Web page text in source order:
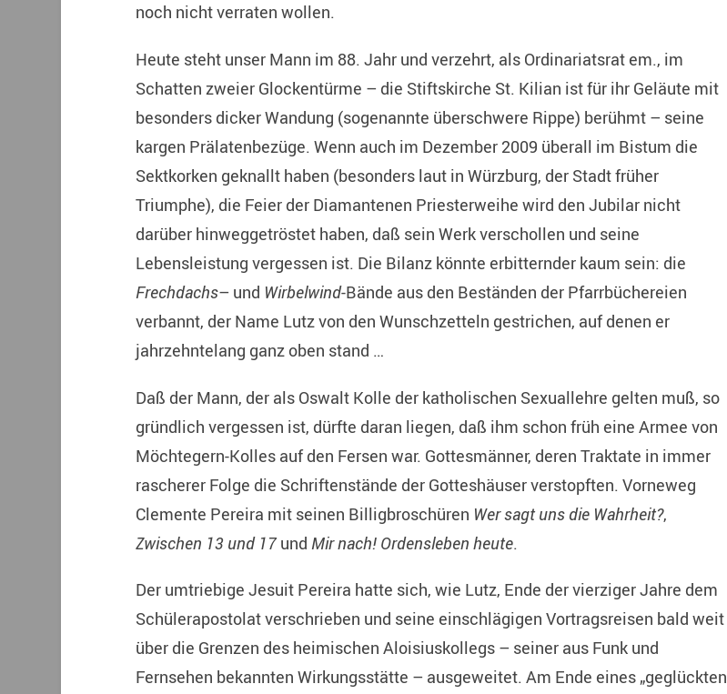
noch nicht verraten wollen.
Heute steht unser Mann im 88. Jahr und verzehrt, als Ordinariatsrat em., im
Schatten zweier Glockentürme – die Stiftskirche St. Kilian ist für ihr Geläute mit
besonders dicker Wandung (sogenannte überschwere Rippe) berühmt – seine
kargen Prälatenbezüge. Wenn auch im Dezember 2009 überall im Bistum die
Sektkorken geknallt haben (besonders laut in Würzburg, der Stadt früher
Triumphe), die Feier der Diamantenen Priesterweihe wird den Jubilar nicht
darüber hinweggetröstet haben, daß sein Werk verschollen und seine
Lebensleistung vergessen ist. Die Bilanz könnte erbitternder kaum sein: die
Frechdachs– und Wirbelwind-Bände aus den Beständen der Pfarrbüchereien
verbannt, der Name Lutz von den Wunschzetteln gestrichen, auf denen er
jahrzehntelang ganz oben stand …
Daß der Mann, der als Oswalt Kolle der katholischen Sexuallehre gelten muß, so
gründlich vergessen ist, dürfte daran liegen, daß ihm schon früh eine Armee von
Möchtegern-Kolles auf den Fersen war. Gottesmänner, deren Traktate in immer
rascherer Folge die Schriftenstände der Gotteshäuser verstopften. Vorneweg
Clemente Pereira mit seinen Billigbroschüren Wer sagt uns die Wahrheit?,
Zwischen 13 und 17und Mir nach! Ordensleben heute.
Der umtriebige Jesuit Pereira hatte sich, wie Lutz, Ende der vierziger Jahre dem
Schülerapostolat verschrieben und seine einschlägigen Vortragsreisen bald weit
über die Grenzen des heimischen Aloisiuskollegs – seiner aus Funk und
Fernsehen bekannten Wirkungsstätte – ausgeweitet. Am Ende eines „geglückten